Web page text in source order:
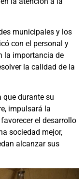
municipales y los
con el personal y
la importancia de
la calidad de la
que durante su
impulsará la
el desarrollo
sociedad mejor,
alcanzar sus